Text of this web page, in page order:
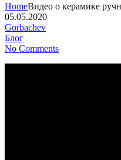
HomeВидео о керамике
05.05.2020
Gorbachev
Блог
No Comments